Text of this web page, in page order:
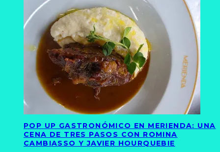
POP UP GASTRONÓMICO EN MERIENDA: UNA
CENA DE TRES PASOS CON ROMINA
CAMBIASSO Y JAVIER HOURQUEBIE